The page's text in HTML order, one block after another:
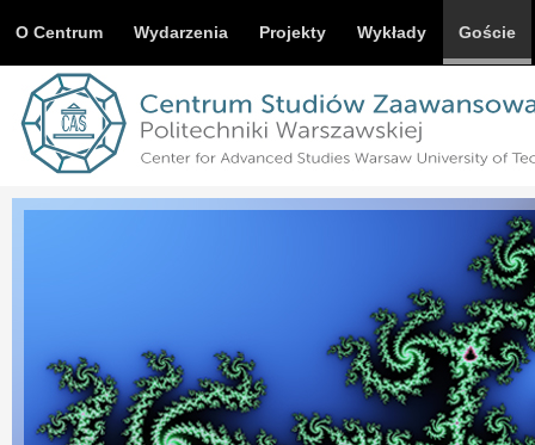
O Centrum Wydarzenia Projekty Wykłady Goście